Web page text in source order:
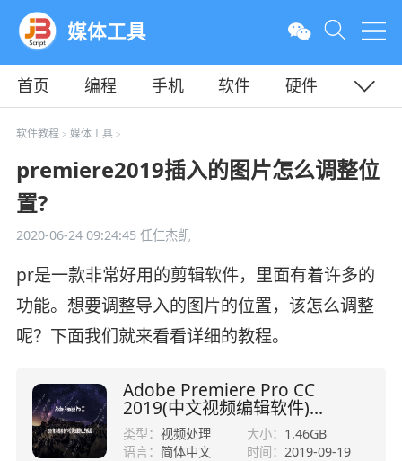
媒体工具
首页 编程 手机 软件
硬件
教程
平面
软件教程 > 媒体工具>
premiere2019插入的图片怎么调整位
置?
2020-06-24 09:24:45任仁杰凯
pr是一款非常好用的剪辑软件，里面有着许多的
功能。想要调整导入的图片的位置，该怎么调整
呢？下面我们就来看看详细的教程。
Adobe Premiere Pro CC
2019(中文视频编辑软件)
v13.1.5.47 直装版
类型：视频处理 大小： 1.46GB
语言： 简体中文 时间： 2019-09-19